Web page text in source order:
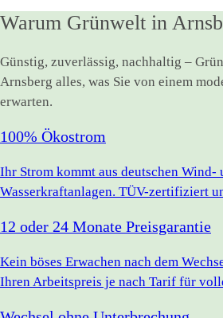
Warum Grünwelt in
Günstig, zuverlässig, nachhaltig –
Arnsberg alles, was Sie von einem
erwarten.
100% Ökostrom
Ihr Strom kommt aus deutschen Wind-
Wasserkraftanlagen. TÜV-zertifiziert
12 oder 24 Monate Preisgarantie
Kein böses Erwachen nach dem
Ihren Arbeitspreis je nach Tarif für